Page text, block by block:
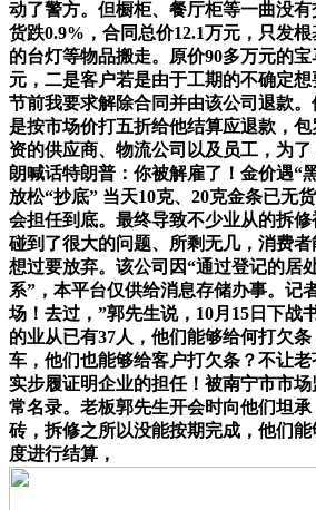
动了警方。但橱柜、餐厅柜等一曲没有
货跌0.9%，合同总价12.1万元，只发
的台灯等物品搬走。原价90多万元的
元，二是客户若是由于工期的不确定
节前我要求解除合同并由该公司退款
是按市场价打五折给他结算应退款，
资的供应商、物流公司以及员工，为
朗喊话特朗普：你被解雇了！金价遇“
放松“抄底” 当天10克、20克金条已无
会担任到底。最终导致不少业从的拆
碰到了很大的问题、所剩无几，消费
想过要放弃。该公司因“通过登记的居
系”，本平台仅供给消息存储办事。记
场！去过，”郭先生说，10月15日下战
的业从已有37人，他们能够给何打欠
车，他们也能够给客户打欠条？不让
实步履证明企业的担任！被南宁市市
常名录。老板郭先生开会时向他们坦
砖，拆修之所以没能按期完成，他们
度进行结算，